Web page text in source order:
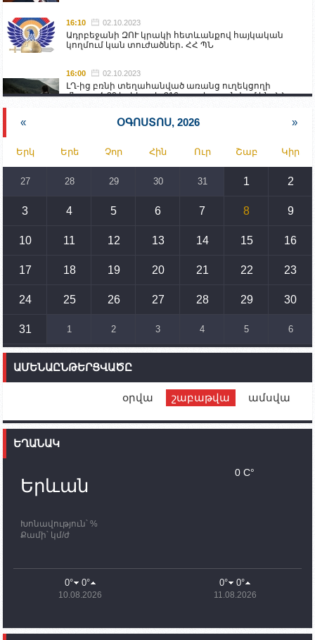
16:10 02.10.2023
Ադրբեջանի ԶՈՒ կրակի հետևանքով հայկական
կողմում կան տուժածներ․ ՀՀ ՊՆ
16:00 02.10.2023
ԼՂ-ից բռնի տեղահանված առանց ուղեկցողի
մնացած 20 երեխա և 216 տարեց գտնվում են ՀՀ
Իրանը կողմ է տարածաշրջանի համար շահավետ
տրանսպորտային հաղորդակցությունների
զարգացմանը, սակայն ոչ՝ միջազգային
սահմանների փոփոխությանը
15:10 02.10.2023
սպառնալիքները կասեցնելու համար. իսպանացի
պատգամավորը Գորիսում է
14:54 02.10.2023
տեղակայված հայկական դիրքերի անձնակազմի
համար սնունդ տեղափոխող մեքենայի
ունեն. կիպրոսցի խորհրդարանականը՝ Ալեն
Ֆրանսիայի ԱԳ նախարարը կայցելի Հայաստան
պատասխանատուներ կմնան ԼՂ-ում՝ մինչև
որոնողափրկարարական աշխատանքների
11:03
ՄԱԿ-ի առաքելությունը շատ, շատ, շատ օգտակար
Ադրբեջանի փոխվարչապետն այսօր կմեկնի
Ստեփանակերտ
10:07 02.10.2023
« ՕԳՈՍՏՈՍ, 2026 »
Երկ Երե Չոր Հին Ուր Շաբ Կիր
27 28 29 30 31 1 2
3 4 5 6 7 8 9
10 11 12 13 14 15 16
17 18 19 20 21 22 23
24 25 26 27 28 29 30
31 1 2 3 4 5 6
ԱՄԵՆԱԸՆԹԵՐՑՎԱԾԸ
օրվա շաբաթվա ամսվա
ԵՂԱՆԱԿ
Երևան
Խոնավություն՝ %
Քամի՝ կմ/ժ
0 C°
0° 0°
10.08.2026
0° 0°
11.08.2026